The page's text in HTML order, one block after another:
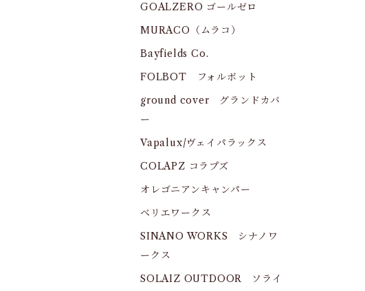
GOALZERO ゴールゼロ
MURACO（ムラコ）
Bayfields Co.
FOLBOT フォルボット
ground cover グランドカバ
ー
Vapalux/ヴェイパラックス
COLAPZ コラプズ
オレゴニアンキャンパー
ベリエワークス
SINANO WORKS シナノワ
ークス
SOLAIZ OUTDOOR ソライ